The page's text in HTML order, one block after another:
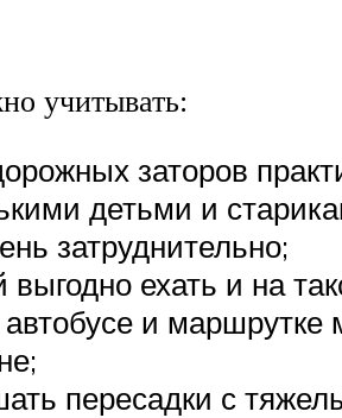
учитывать:
заторов
детьми и
затруднительно;
ехать и на
и маршрутке
пересадки с